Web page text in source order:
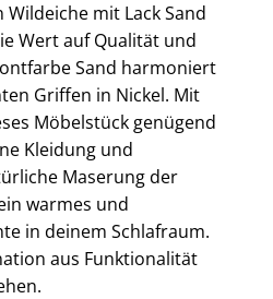
mit Lack Sand
Wert auf Qualität und
Sand harmoniert
Griffen in Nickel. Mit
Möbelstück genügend
Kleidung und
Maserung der
warmes und
in deinem Schlafraum.
aus Funktionalität